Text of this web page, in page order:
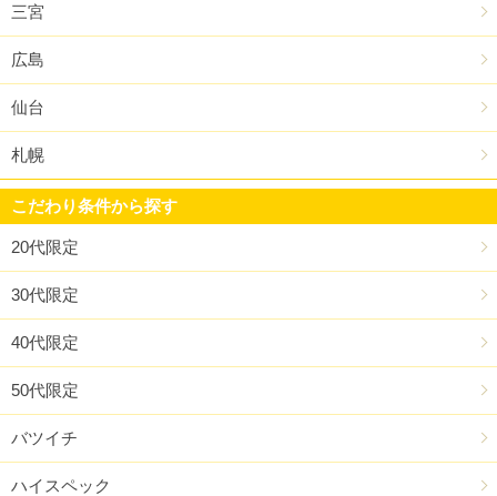
三宮
広島
仙台
札幌
こだわり条件から探す
20代限定
30代限定
40代限定
50代限定
バツイチ
ハイスペック